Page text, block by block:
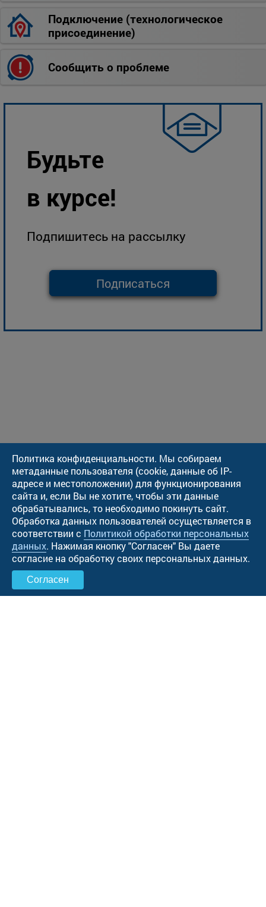
Подключение (технологическое
присоединение)
Сообщить о проблеме
Будьте
в курсе!
Подпишитесь на рассылку
Подписаться
Политика конфиденциальности. Мы собираем
метаданные пользователя (cookie, данные об IP-
адресе и местоположении) для функционирования
сайта и, если Вы не хотите, чтобы эти данные
обрабатывались, то необходимо покинуть сайт.
Обработка данных пользователей осуществляется в
соответствии с Политикой обработки персональных
данных. Нажимая кнопку "Cогласен" Вы даете
согласие на обработку своих персональных данных.
Согласен